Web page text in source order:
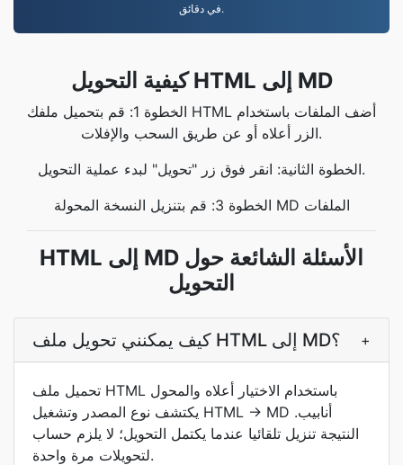
في دقائق.
كيفية التحويل HTML إلى MD
الخطوة 1: قم بتحميل ملفك HTML أضف الملفات باستخدام
الزر أعلاه أو عن طريق السحب والإفلات.
الخطوة الثانية: انقر فوق زر "تحويل" لبدء عملية التحويل.
الخطوة 3: قم بتنزيل النسخة المحولة MD الملفات
HTML إلى MD الأسئلة الشائعة حول
التحويل
كيف يمكنني تحويل ملف HTML إلى MD؟ +
تحميل ملف HTML باستخدام الاختيار أعلاه والمحول
يكتشف نوع المصدر وتشغيل HTML → MD أنابيب.
النتيجة تنزيل تلقائيا عندما يكتمل التحويل؛ لا يلزم حساب
لتحويلات مرة واحدة.